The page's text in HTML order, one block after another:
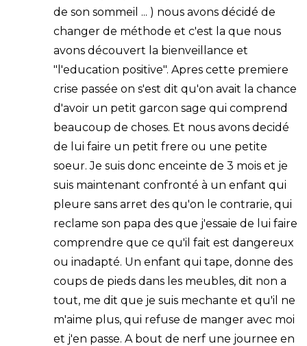
de son sommeil ... ) nous avons décidé de
changer de méthode et c'est la que nous
avons découvert la bienveillance et
"l'education positive". Apres cette premiere
crise passée on s'est dit qu'on avait la chance
d'avoir un petit garcon sage qui comprend
beaucoup de choses. Et nous avons decidé
de lui faire un petit frere ou une petite
soeur. Je suis donc enceinte de 3 mois et je
suis maintenant confronté à un enfant qui
pleure sans arret des qu'on le contrarie, qui
reclame son papa des que j'essaie de lui faire
comprendre que ce qu'il fait est dangereux
ou inadapté. Un enfant qui tape, donne des
coups de pieds dans les meubles, dit non a
tout, me dit que je suis mechante et qu'il ne
m'aime plus, qui refuse de manger avec moi
et j'en passe. A bout de nerf une journee en